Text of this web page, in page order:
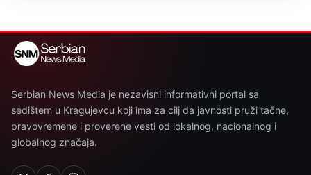
Serbian News Media je nezavisni informativni portal sa
sedištem u Kragujevcu koji ima za cilj da javnosti pruži tačne,
pravovremene i proverene vesti od lokalnog, nacionalnog i
globalnog značaja.